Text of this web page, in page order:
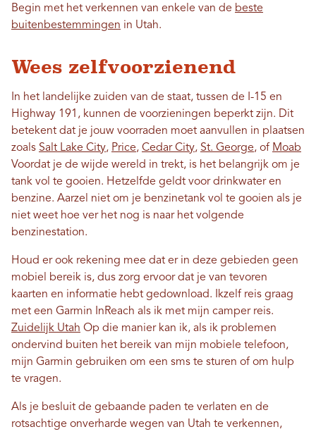
Begin met het verkennen van enkele van de beste
buitenbestemmingen in Utah.
Wees zelfvoorzienend
In het landelijke zuiden van de staat, tussen de I-15 en
Highway 191, kunnen de voorzieningen beperkt zijn. Dit
betekent dat je jouw voorraden moet aanvullen in plaatsen
zoals Salt Lake City, Price, Cedar City, St. George, of Moab
Voordat je de wijde wereld in trekt, is het belangrijk om je
tank vol te gooien. Hetzelfde geldt voor drinkwater en
benzine. Aarzel niet om je benzinetank vol te gooien als je
niet weet hoe ver het nog is naar het volgende
benzinestation.
Houd er ook rekening mee dat er in deze gebieden geen
mobiel bereik is, dus zorg ervoor dat je van tevoren
kaarten en informatie hebt gedownload. Ikzelf reis graag
met een Garmin InReach als ik met mijn camper reis.
Zuidelijk Utah Op die manier kan ik, als ik problemen
ondervind buiten het bereik van mijn mobiele telefoon,
mijn Garmin gebruiken om een ​​sms te sturen of om hulp
te vragen.
Als je besluit de gebaande paden te verlaten en de
rotsachtige onverharde wegen van Utah te verkennen,